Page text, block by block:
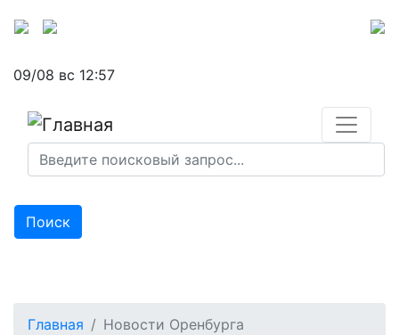
09/08 вс 12:57
Поиск
Главная Новости Оренбурга